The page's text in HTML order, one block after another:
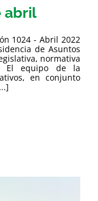
abril
1024 - Abril 2022
de Asuntos
normativa
El equipo de la
en conjunto